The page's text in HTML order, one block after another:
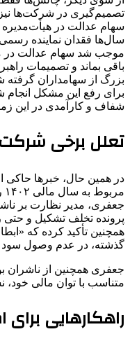
تصمیم‌گیری در شرکت‌ها
سهام عدالت در
سال‌ها فقدان نماینده
موجب شد سهام عدالت
باقی بماند و تصمیمات
بزرگ از سهامداران
برای رفع این مشکل
شفاف و کارآمدی در این
تعلل برخی
جعفری، مدیر نظارت بر
پرونده تخلف تشکیل و
همچنین تأکید کرده که
گذشته، در عدم وصول سود
جعفری همچنین از ناشران
متناسب با توان مالی
راهکارهایی